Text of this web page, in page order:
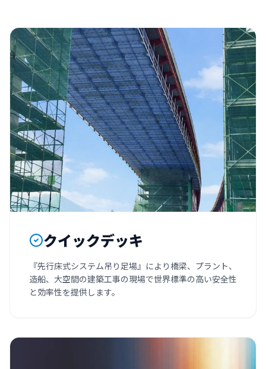
クイックデッキ
『先行床式システム吊り足場』により橋梁、プラント、
造船、大空間の建築工事の現場で世界標準の高い安全性
と効率性を提供します。